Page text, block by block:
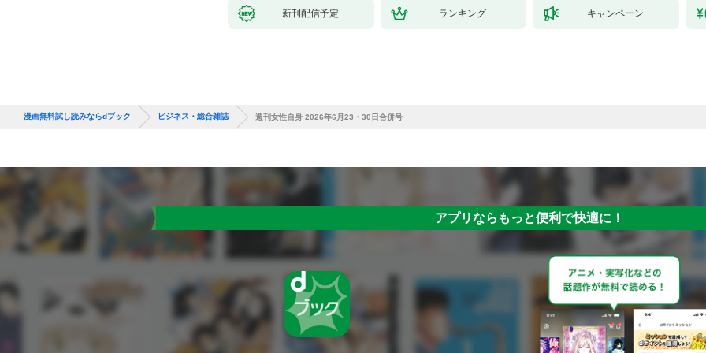
新刊配信予定 ランキング キャンペーン
漫画無料試し読みならdブック ビジネス・総合雑誌 週刊女性自身 2026年6月23・30日合併号
アプリならもっと便利で快適に！